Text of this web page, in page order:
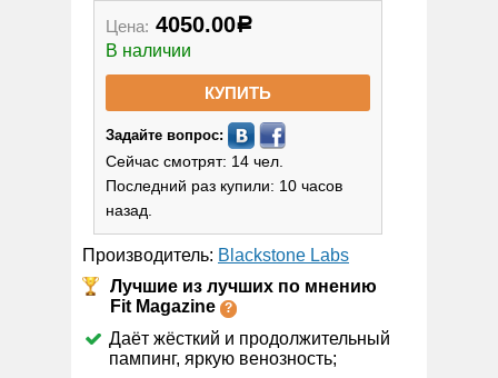
Цена: 4050.00Р
В наличии
КУПИТЬ
Задайте вопрос:
Сейчас смотрят: 14 чел.
Последний раз купили: 10 часов
назад.
Производитель: Blackstone Labs
Лучшие из лучших по мнению
Fit Magazine
Даёт жёсткий и продолжительный
пампинг, яркую венозность;